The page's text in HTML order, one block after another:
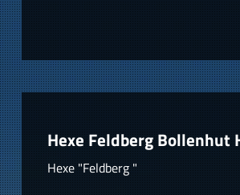
Hexe Feldberg
Hexe "Feldberg "